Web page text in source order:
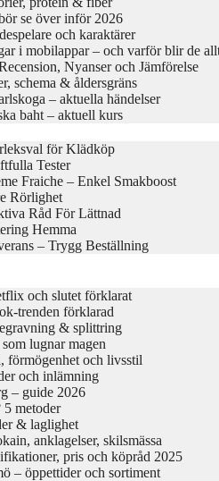
se över inför 2026
och karaktärer
i mobilappar – och varför blir de
Nyanser och Jämförelse
schema & åldersgräns
– aktuella händelser
baht – aktuell kurs
för Klädköp
Tester
Fraiche – Enkel Smakboost
Rörlighet
Råd För Lättnad
Hemma
– Trygg Beställning
och slutet förklarat
trenden förklarad
& splittring
lugnar magen
förmögenhet och livsstil
och inlämning
– guide 2026
5 metoder
& laglighet
anklagelser, skilsmässa
pris och köpråd 2025
– öppettider och sortiment